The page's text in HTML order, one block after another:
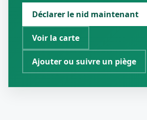
Déclarer le nid maintenant
Voir la carte
Ajouter ou suivre un piège